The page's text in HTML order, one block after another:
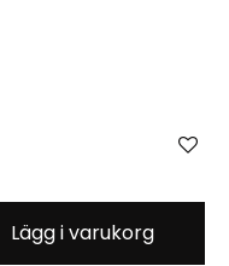
Lägg i varukorg
& P-400/P39D
(2-in-1)